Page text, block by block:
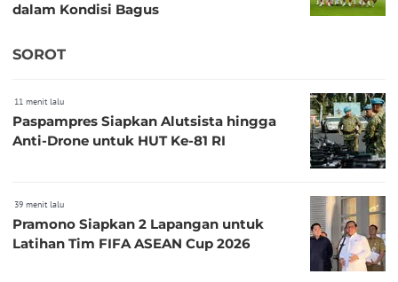
dalam Kondisi Bagus
SOROT
11 menit lalu
Paspampres Siapkan Alutsista hingga
Anti-Drone untuk HUT Ke-81 RI
39 menit lalu
Pramono Siapkan 2 Lapangan untuk
Latihan Tim FIFA ASEAN Cup 2026